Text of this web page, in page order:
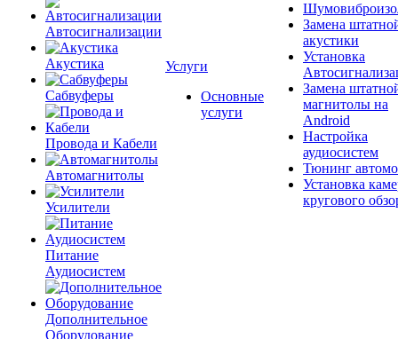
Автосигнализации
Акустика
Сабвуферы
Провода и Кабели
Автомагнитолы
Усилители
Питание
Аудиосистем
Дополнительное
Оборудование
Услуги
Основные
услуги
Замена
акустики
Установка
Замена
магнитолы на
Android
Настройка
аудиосистем
Тюнинг
Установка
кругового